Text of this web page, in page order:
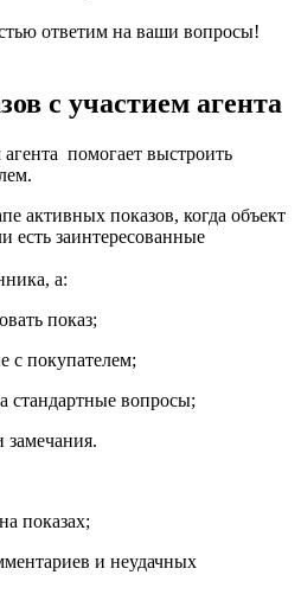
ответим на ваши вопросы!
с участием агента
помогает выстроить
активных показов, когда объект
есть заинтересованные
а:
показ;
с покупателем;
стандартные вопросы;
показах;
и неудачных